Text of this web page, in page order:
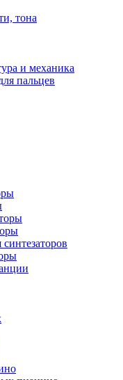
тона
и механика
пальцев